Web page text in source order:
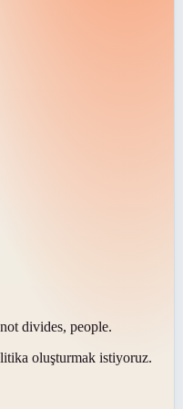
divides, people.
oluşturmak istiyoruz.